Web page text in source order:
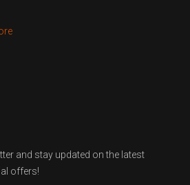
and stay updated on the latest
offers!